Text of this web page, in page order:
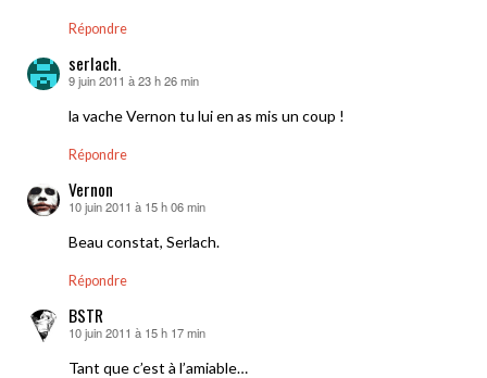
Répondre
serlach.
dit :
9 juin 2011 à 23 h 26 min
la vache Vernon tu lui en as mis un coup !
Répondre
Vernon
dit :
10 juin 2011 à 15 h 06 min
Beau constat, Serlach.
Répondre
BSTR
dit :
10 juin 2011 à 15 h 17 min
Tant que c’est à l’amiable…